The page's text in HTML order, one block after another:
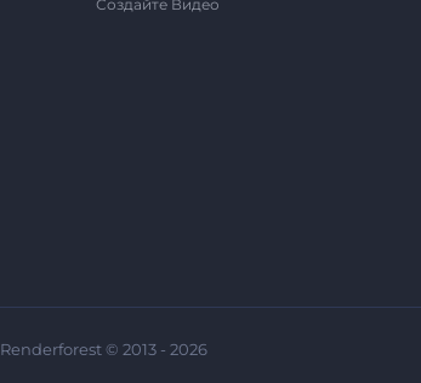
Создайте Видео
Renderforest © 2013 - 2026